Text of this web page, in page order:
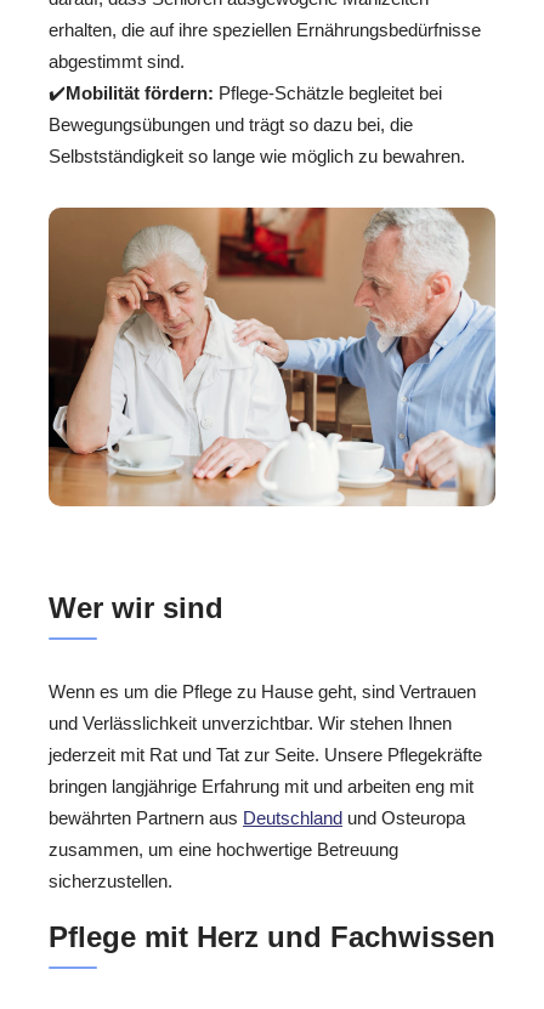
erhalten, die auf ihre speziellen Ernährungsbedürfnisse
abgestimmt sind.
✔️Mobilität fördern: Pflege-Schätzle begleitet bei
Bewegungsübungen und trägt so dazu bei, die
Selbstständigkeit so lange wie möglich zu bewahren.
Wer wir sind
Wenn es um die Pflege zu Hause geht, sind Vertrauen
und Verlässlichkeit unverzichtbar. Wir stehen Ihnen
jederzeit mit Rat und Tat zur Seite. Unsere Pflegekräfte
bringen langjährige Erfahrung mit und arbeiten eng mit
bewährten Partnern aus Deutschland und Osteuropa
zusammen, um eine hochwertige Betreuung
sicherzustellen.
Pflege mit Herz und Fachwissen